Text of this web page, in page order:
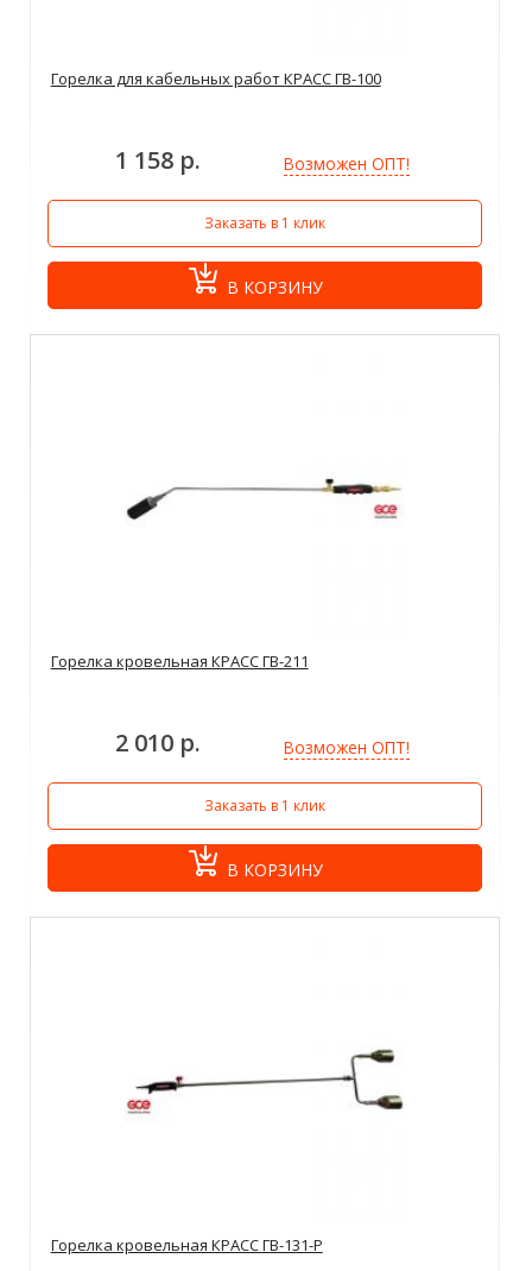
Горелка для кабельных работ КРАСС ГВ-100
1 158 р. Возможен ОПТ!
Заказать в 1 клик
В КОРЗИНУ
Горелка кровельная КРАСС ГВ-211
2 010 р. Возможен ОПТ!
Заказать в 1 клик
В КОРЗИНУ
Горелка кровельная КРАСС ГВ-131-Р